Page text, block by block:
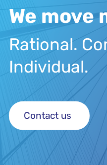
We move
Rational.
Individual.
Contact us